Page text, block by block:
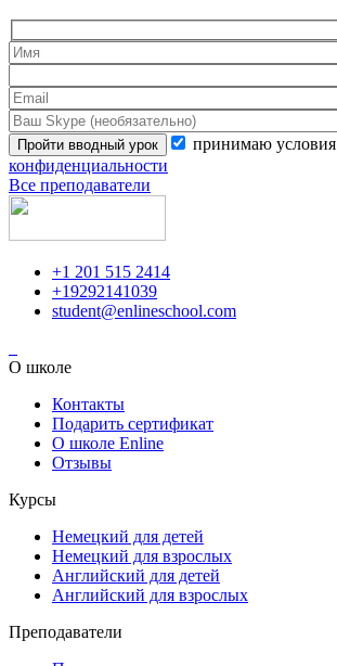
принимаю условия
конфиденциальности
Все преподаватели
+1 201 515 2414
+19292141039
student@enlineschool.com
О школе
Контакты
Подарить сертификат
О школе Enline
Отзывы
Курсы
Немецкий для детей
Немецкий для взрослых
Английский для детей
Английский для взрослых
Преподаватели